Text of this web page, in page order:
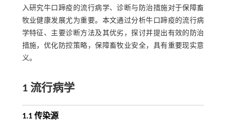
入研究牛口蹄疫的流行病学、诊断与防治措施对于保障畜
牧业健康发展尤为重要。本文通过分析牛口蹄疫的流行病
学特征、主要诊断方法及其优劣，探讨并提出有效的防治
措施，优化防控策略，保障畜牧业安全，具有重要现实意
义。
1 流行病学
1.1 传染源